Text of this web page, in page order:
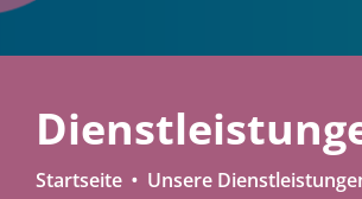
Startseite
Unsere